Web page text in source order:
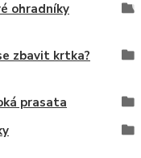
ohradníky
zbavit krtka?
prasata